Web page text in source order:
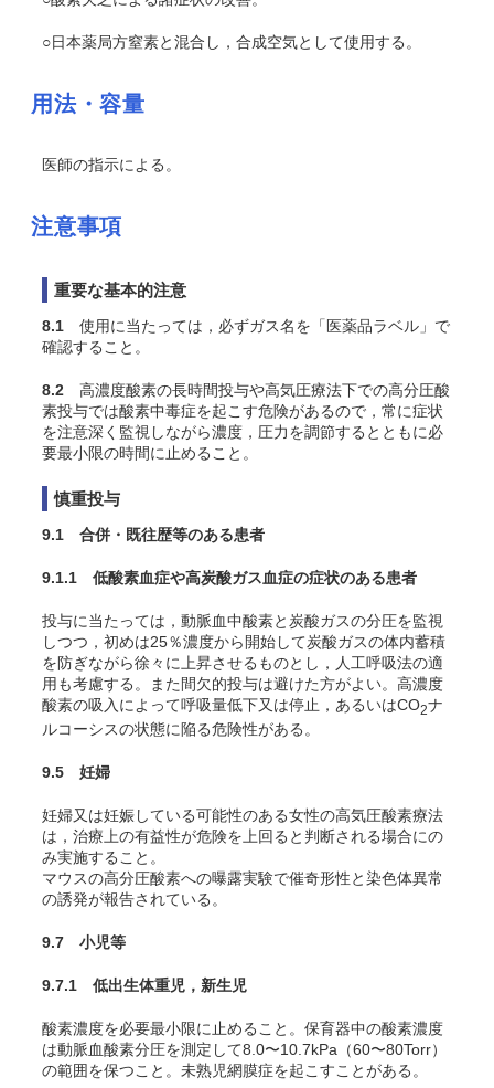
○日本薬局方窒素と混合し，合成空気として使用する。
用法・容量
医師の指示による。
注意事項
重要な基本的注意
8.1 使用に当たっては，必ずガス名を「医薬品ラベル」で
確認すること。
8.2 高濃度酸素の長時間投与や高気圧療法下での高分圧酸
素投与では酸素中毒症を起こす危険があるので，常に症状
を注意深く監視しながら濃度，圧力を調節するとともに必
要最小限の時間に止めること。
慎重投与
9.1 合併・既往歴等のある患者
9.1.1 低酸素血症や高炭酸ガス血症の症状のある患者
投与に当たっては，動脈血中酸素と炭酸ガスの分圧を監視
しつつ，初めは25％濃度から開始して炭酸ガスの体内蓄積
を防ぎながら徐々に上昇させるものとし，人工呼吸法の適
用も考慮する。また間欠的投与は避けた方がよい。高濃度
酸素の吸入によって呼吸量低下又は停止，あるいはCO2ナ
ルコーシスの状態に陥る危険性がある 。
9.5 妊婦
妊婦又は妊娠している可能性のある女性の高気圧酸素療法
は，治療上の有益性が危険を上回ると判断される場合にの
み実施すること。
マウスの高分圧酸素への曝露実験で催奇形性と染色体異常
の誘発が報告されている 。
9.7 小児等
9.7.1 低出生体重児，新生児
酸素濃度を必要最小限に止めること。保育器中の酸素濃度
は動脈血酸素分圧を測定して8.0〜10.7kPa（60〜80Torr）
の範囲を保つこと。未熟児網膜症を起こすことがある 。